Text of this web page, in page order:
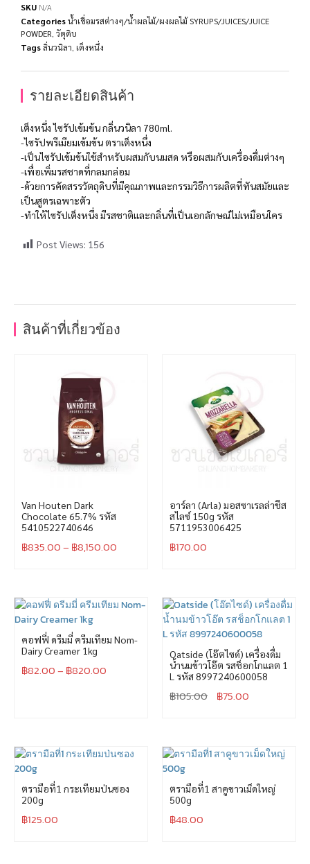
SKU N/A
Categoriesน้ำเชื่อมรสต่างๆ/น้ำผลไม้/ผงผลไม้ SYRUPS/JUICES/JUICE
POWDER วัตุดิบ
Tagsลิ่นวนิลา เต็งหนึ่ง
รายละเอียดสินค้า
เต็งหนึ่ง ไซรัปเข้มข้น กลิ่นวนิลา 780ml.
-ไซรัปพรีเมียมเข้มข้น ตราเต็งหนึ่ง
-เป็นไซรัปเข้มข้นใช้สำหรับผสมกับนมสด หรือผสมกับเครื่องดื่มต่างๆ
-เพื่อเพิ่มรสชาดที่กลมกล่อม
-ด้วยการคัดสรรวัตถุดิบที่มีคุณภาพและกรรมวิธีการผลิตที่ทันสมัยและ
เป็นสูตรเฉพาะตัว
-ทำให้ไซรัปเต็งหนึ่ง มีรสชาติและกลิ่นที่เป็นเอกลักษณ์ไม่เหมือนใคร
Post Views: 156
สินค้าที่เกี่ยวข้อง
Van Houten Dark
Chocolate 65.7% รหัส
5410522740646
฿835.00– ฿8,150.00
อาร์ลา (Arla) มอสซาเรลล่าชีส
สไลซ์ 150g รหัส
5711953006425
฿170.00
คอฟฟี่ ดรีมมี่ ครีมเทียม Nom-
Dairy Creamer 1kg
฿82.00– ฿820.00
Oatside (โอ๊ตไซด์) เครื่องดื่ม
น้ำนมข้าวโอ๊ต รสช็อกโกแลต 1
L รหัส 8997240600058
฿105.00 ฿75.00
ตรามือที่1 กระเทียมป่นซอง
200g
฿125.00
ตรามือที่1 สาคูขาวเม็ดใหญ่
500g
฿48.00